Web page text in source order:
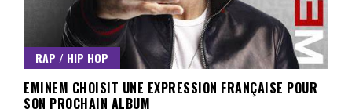
RAP / HIP HOP
EMINEM CHOISIT UNE EXPRESSION FRANÇAISE POUR
SON PROCHAIN ALBUM